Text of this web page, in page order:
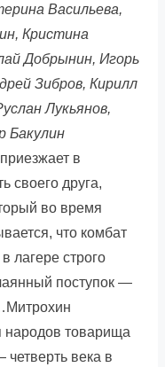
Васильева,
Кристина
Добрынин, Игорь
Зибров, Кирилл
Лукьянов,
Бакулин
в
своего друга,
во время
что комбат
лагере строго
поступок —
народов товарища
века в